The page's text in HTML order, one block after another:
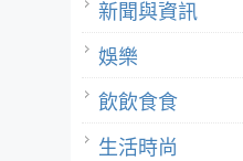
新聞與資訊
娛樂
飲飲食食
生活時尚